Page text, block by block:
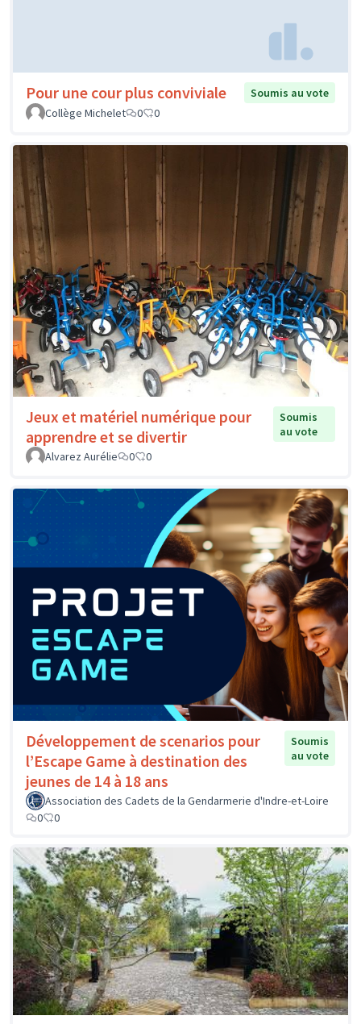
Pour une cour plus conviviale
Soumis au vote
Collège Michelet
0 0
Jeux et matériel numérique pour
apprendre et se divertir
Soumis
au vote
Alvarez Aurélie
0 0
Développement de scenarios pour
l’Escape Game à destination des
jeunes de 14 à 18 ans
Soumis
au vote
Association des Cadets de la Gendarmerie d'Indre-et-Loire
0
0